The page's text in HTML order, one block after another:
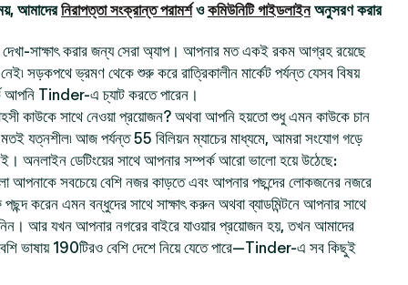
আমাদেরনিরাপত্তা সংক্রান্ত পরামর্শওকমিউনিটি গাইডলাইনঅনুসরণ করার
সাক্ষাৎ করার জন্য সেরা অ্যাপ। আপনার মত একই রকম আগ্রহ রয়েছে
সড়কপথে ভ্রমণ থেকে শুরু করে রাত্রিকালীন মার্কেট পর্যন্ত যেসব বিষয়
Tinder-এ চ্যাট করতে পারেন।
কাউকে সাথে নেওয়া প্রয়োজন? অথবা আপনি হয়তো শুধু এমন কাউকে চান
মতই যত্নশীল৷ আজ পর্যন্ত 55 বিলিয়ন ম্যাচের মাধ্যমে, আমরা সংযোগ গড়ে
অনলাইন ডেটিংয়ের সাথে আপনার সম্পর্ক আরো ভালো হয়ে উঠেছে:
সবচেয়ে বেশি নজর কাড়তে এবং আপনার পছন্দের লোকজনের নজরে
করেন এমন বন্ধুদের সাথে সাক্ষাৎ করুন অথবা ব্যাডমিন্টনে আপনার সাথে
আর যখন আপনার নগরের বাইরে যাওয়ার প্রয়োজন হয়, তখন আমাদের
ভাষায় 190টিরও বেশি দেশে নিয়ে যেতে পারে—Tinder-এ সব কিছুই